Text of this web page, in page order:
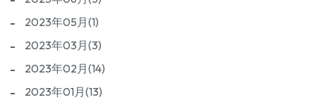
2023年05月(1)
2023年03月(3)
2023年02月(14)
2023年01月(13)